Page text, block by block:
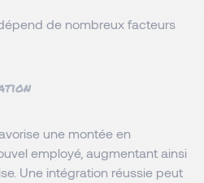
de nombreux facteurs
une montée en
employé, augmentant ainsi
Une intégration réussie peut